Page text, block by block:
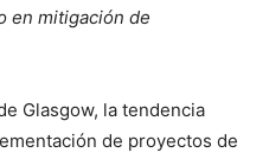
en mitigación de
Glasgow, la tendencia
de proyectos de